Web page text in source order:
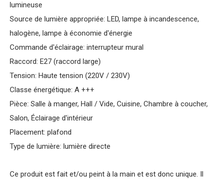
lumineuse
Source de lumière appropriée: LED, lampe à incandescence,
halogène, lampe à économie d'énergie
Commande d'éclairage: interrupteur mural
Raccord: E27 (raccord large)
Tension: Haute tension (220V / 230V)
Classe énergétique: A +++
Pièce: Salle à manger, Hall / Vide, Cuisine, Chambre à coucher,
Salon, Éclairage d'intérieur
Placement: plafond
Type de lumière: lumière directe
Ce produit est fait et/ou peint à la main et est donc unique. Il